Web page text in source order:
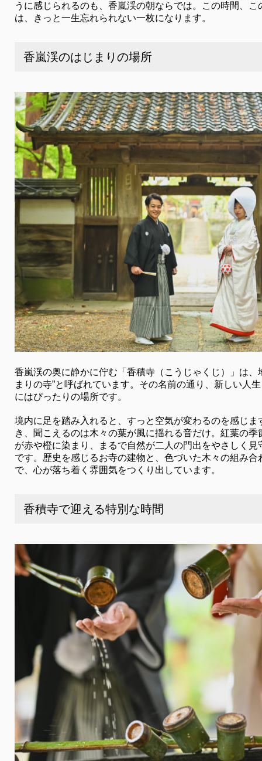
うに感じられるのも、香嵐渓の朝ならでは。この時間、こ
は、きっと一生忘れられない一枚になります。
香嵐渓のはじまりの場所
香嵐渓の奥に静かに佇む「香積寺（こうじゃくじ）」は、
まりの寺”と呼ばれています。その名前の通り、新しい人
にはぴったりの場所です。
境内に足を踏み入れると、すっと空気が変わるのを感じま
き、聞こえるのは木々の葉が風に揺れる音だけ。紅葉の季
が赤や橙に染まり、まるで自然が二人の門出をやさしく見
です。歴史を感じるお寺の建物と、色づいた木々の組み合
で、心が落ち着く雰囲気をつくり出しています。
香積寺で迎える特別な時間